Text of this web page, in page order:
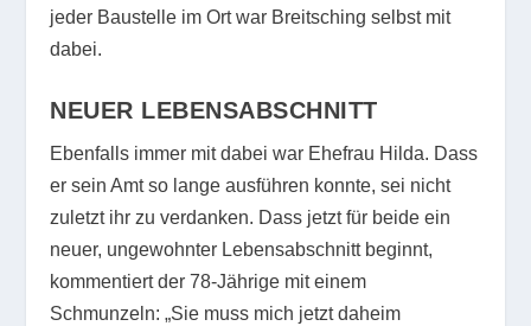
jeder Baustelle im Ort war Breitsching selbst mit
dabei.
NEUER LEBENSABSCHNITT
Ebenfalls immer mit dabei war Ehefrau Hilda. Dass
er sein Amt so lange ausführen konnte, sei nicht
zuletzt ihr zu verdanken. Dass jetzt für beide ein
neuer, ungewohnter Lebensabschnitt beginnt,
kommentiert der 78-Jährige mit einem
Schmunzeln: „Sie muss mich jetzt daheim